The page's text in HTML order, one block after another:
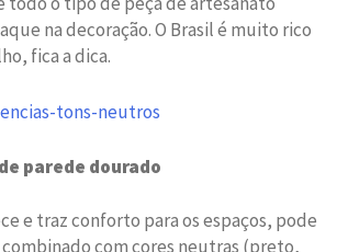
na decoração. O Brasil é muito rico
fica a dica.
parede dourado
e traz conforto para os espaços, pode
com cores neutras (preto,